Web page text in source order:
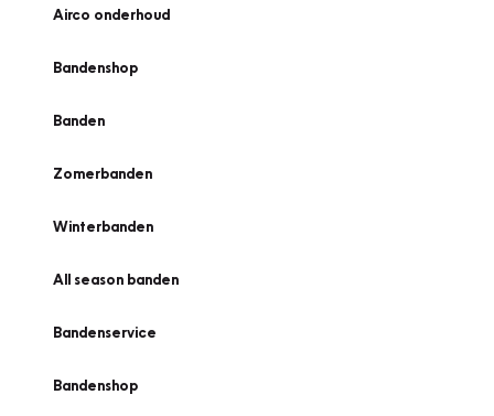
Airco onderhoud
Bandenshop
Banden
Zomerbanden
Winterbanden
All season banden
Bandenservice
Bandenshop